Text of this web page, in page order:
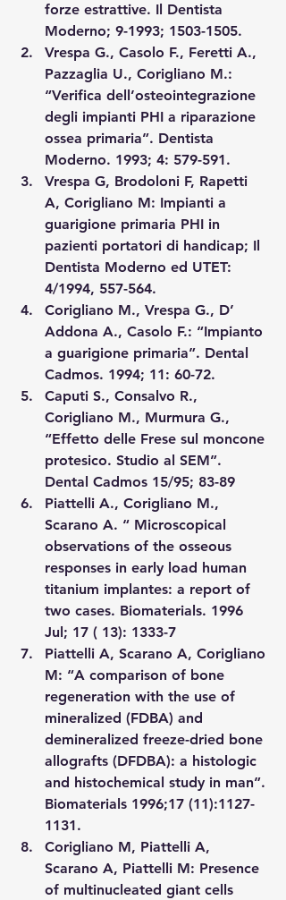
forze estrattive. Il Dentista
Moderno; 9-1993; 1503-1505.
Vrespa G., Casolo F., Feretti A.,
Pazzaglia U., Corigliano M.:
“Verifica dell’osteointegrazione
degli impianti PHI a riparazione
ossea primaria”. Dentista
Moderno. 1993; 4: 579-591.
Vrespa G, Brodoloni F, Rapetti
A, Corigliano M: Impianti a
guarigione primaria PHI in
pazienti portatori di handicap; Il
Dentista Moderno ed UTET:
4/1994, 557-564.
Corigliano M., Vrespa G., D’
Addona A., Casolo F.: “Impianto
a guarigione primaria”. Dental
Cadmos. 1994; 11: 60-72.
Caputi S., Consalvo R.,
Corigliano M., Murmura G.,
“Effetto delle Frese sul moncone
protesico. Studio al SEM”.
Dental Cadmos 15/95; 83-89
Piattelli A., Corigliano M.,
Scarano A. “ Microscopical
observations of the osseous
responses in early load human
titanium implantes: a report of
two cases. Biomaterials. 1996
Jul; 17 ( 13): 1333-7
Piattelli A, Scarano A, Corigliano
M: “A comparison of bone
regeneration with the use of
mineralized (FDBA) and
demineralized freeze-dried bone
allografts (DFDBA): a histologic
and histochemical study in man”.
Biomaterials 1996;17 (11):1127-
1131.
Corigliano M, Piattelli A,
Scarano A, Piattelli M: Presence
of multinucleated giant cells